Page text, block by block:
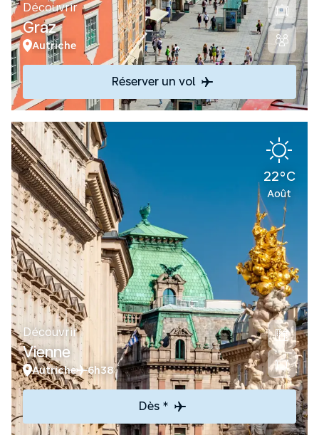
Découvrir
Graz
Autriche
Réserver un vol
22°C
Août
Découvrir
Vienne
Autriche 6h38
Dès *